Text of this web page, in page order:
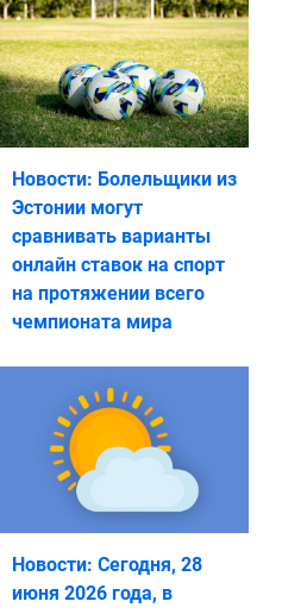
Новости: Болельщики из
Эстонии могут
сравнивать варианты
онлайн ставок на спорт
на протяжении всего
чемпионата мира
Новости: Сегодня, 28
июня 2026 года, в